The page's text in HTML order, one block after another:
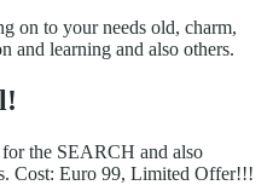
on to your needs old, charm,
and learning and also others.
the SEARCH and also
Cost: Euro 99, Limited Offer!!!